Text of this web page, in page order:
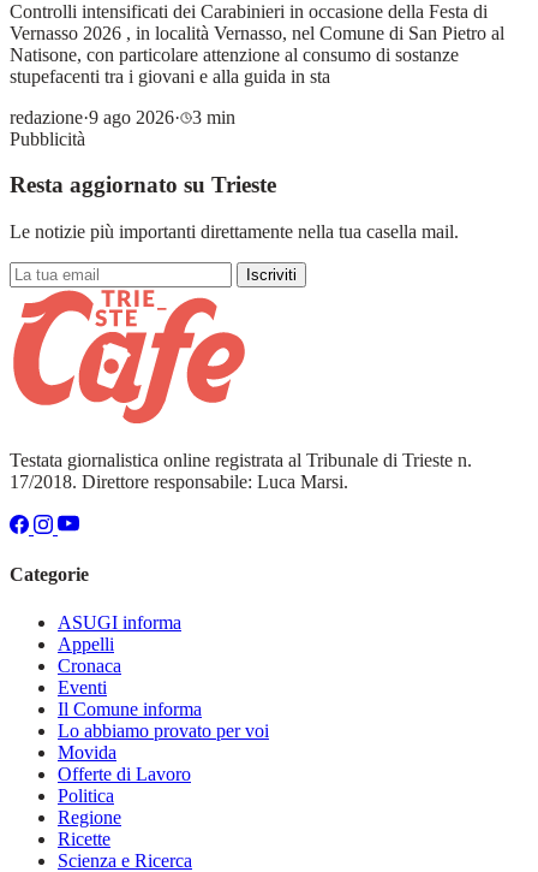
Controlli intensificati dei Carabinieri in occasione della Festa di
Vernasso 2026 , in località Vernasso, nel Comune di San Pietro al
Natisone, con particolare attenzione al consumo di sostanze
stupefacenti tra i giovani e alla guida in sta
redazione·9 ago 2026·
3 min
Pubblicità
Resta aggiornato su Trieste
Le notizie più importanti direttamente nella tua casella mail.
Iscriviti
Testata giornalistica online registrata al Tribunale di Trieste n.
17/2018. Direttore responsabile: Luca Marsi.
Categorie
ASUGI informa
Appelli
Cronaca
Eventi
Il Comune informa
Lo abbiamo provato per voi
Movida
Offerte di Lavoro
Politica
Regione
Ricette
Scienza e Ricerca